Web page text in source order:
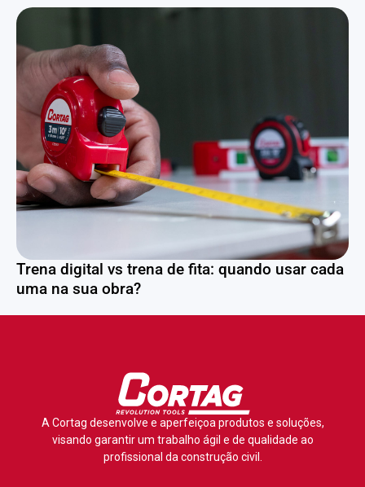
Trena digital vs trena de fita: quando usar cada
uma na sua obra?
A Cortag desenvolve e aperfeiçoa produtos e soluções,
visando garantir um trabalho ágil e de qualidade ao
profissional da construção civil.